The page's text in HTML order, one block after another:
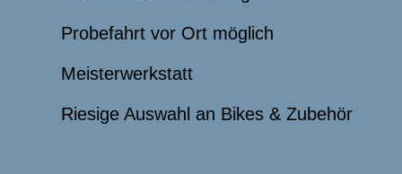
Probefahrt vor Ort möglich
Meisterwerkstatt
Riesige Auswahl an Bikes & Zubehör